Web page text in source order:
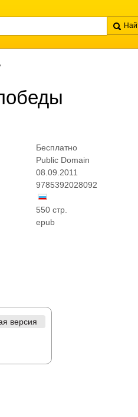
Бесплатно
Public Domain
08.09.2011
9785392028092
550 стр.
epub
версия